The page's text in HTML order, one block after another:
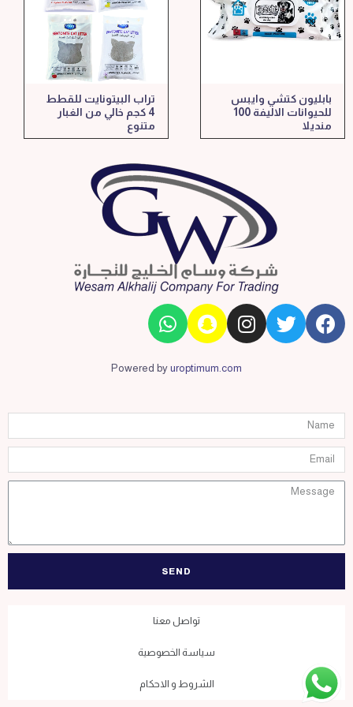
بابليون كتشي وايبس
للحيوانات الاليفة 100
منديلا
تراب البيتونايت للقطط
4 كجم خالي من الغبار
متنوع
Powered by uroptimum.com
SEND
تواصل معنا
سياسة الخصوصية
الشروط و الاحكام